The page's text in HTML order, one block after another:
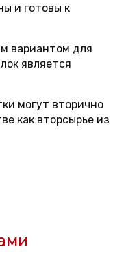
и готовы к
вариантом для
является
могут вторично
как вторсырье из